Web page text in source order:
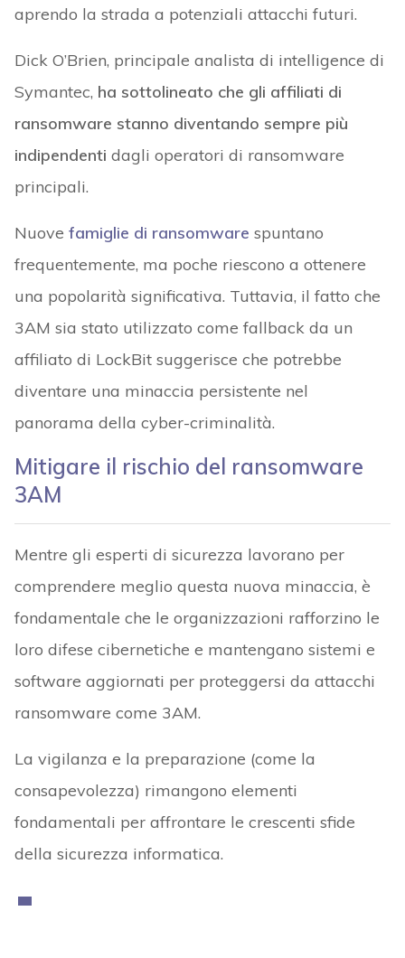
aprendo la strada a potenziali attacchi futuri.
Dick O’Brien, principale analista di intelligence di
Symantec, ha sottolineato che gli affiliati di
ransomware stanno diventando sempre più
indipendenti dagli operatori di ransomware
principali.
Nuove famiglie di ransomware spuntano
frequentemente, ma poche riescono a ottenere
una popolarità significativa. Tuttavia, il fatto che
3AM sia stato utilizzato come fallback da un
affiliato di LockBit suggerisce che potrebbe
diventare una minaccia persistente nel
panorama della cyber-criminalità.
Mitigare il rischio del ransomware
3AM
Mentre gli esperti di sicurezza lavorano per
comprendere meglio questa nuova minaccia, è
fondamentale che le organizzazioni rafforzino le
loro difese cibernetiche e mantengano sistemi e
software aggiornati per proteggersi da attacchi
ransomware come 3AM.
La vigilanza e la preparazione (come la
consapevolezza) rimangono elementi
fondamentali per affrontare le crescenti sfide
della sicurezza informatica.